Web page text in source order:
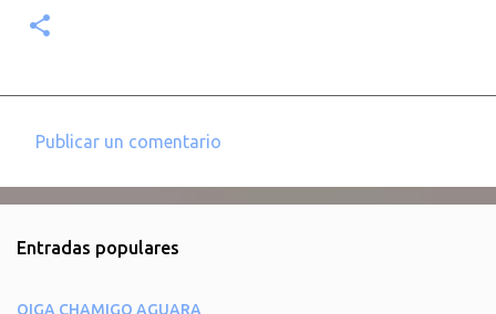
e
Publicar un comentario
Entradas populares
OIGA CHAMIGO AGUARA